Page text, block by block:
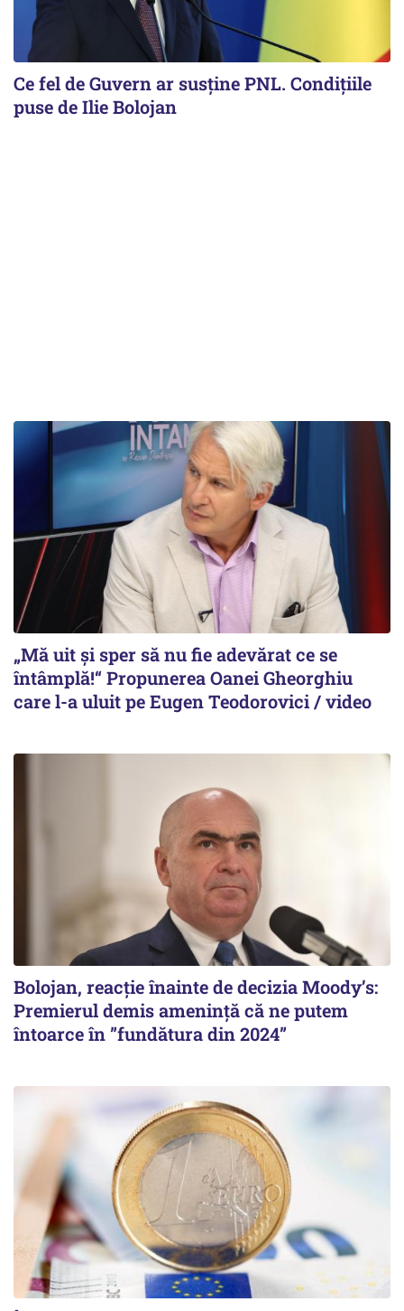
Ce fel de Guvern ar susține PNL. Condițiile
puse de Ilie Bolojan
„Mă uit și sper să nu fie adevărat ce se
întâmplă!“ Propunerea Oanei Gheorghiu
care l-a uluit pe Eugen Teodorovici / video
Bolojan, reacție înainte de decizia Moody’s:
Premierul demis amenință că ne putem
întoarce în ”fundătura din 2024”